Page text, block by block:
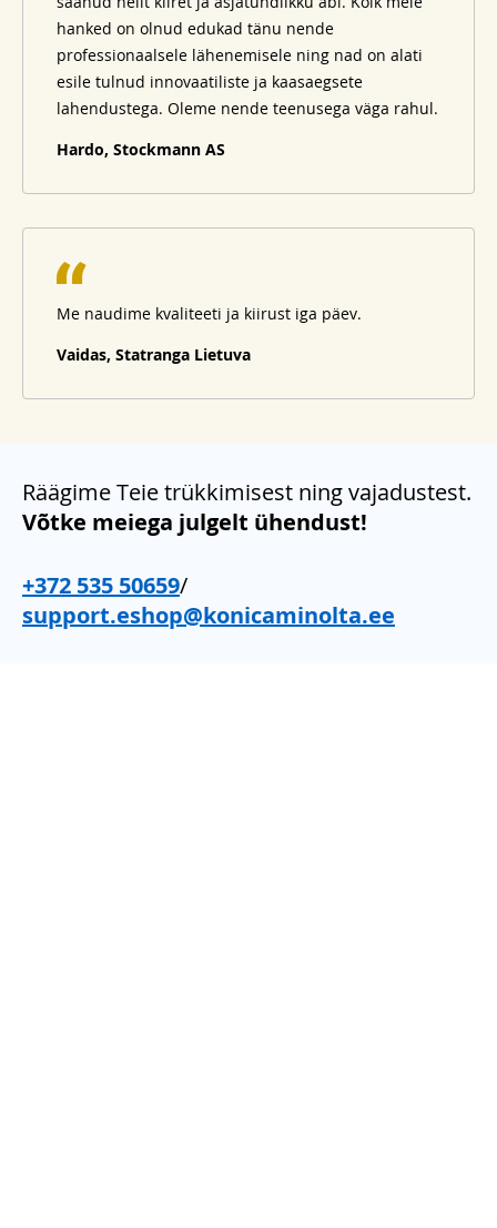
hanked on olnud edukad tänu nende
professionaalsele lähenemisele ning nad on alati
esile tulnud innovaatiliste ja kaasaegsete
lahendustega. Oleme nende teenusega väga rahul.
Hardo, Stockmann AS
Me naudime kvaliteeti ja kiirust iga päev.
Vaidas, Statranga Lietuva
Räägime Teie trükkimisest ning vajadustest.
Võtke meiega julgelt ühendust!
+372 535 50659/
support.eshop@konicaminolta.ee